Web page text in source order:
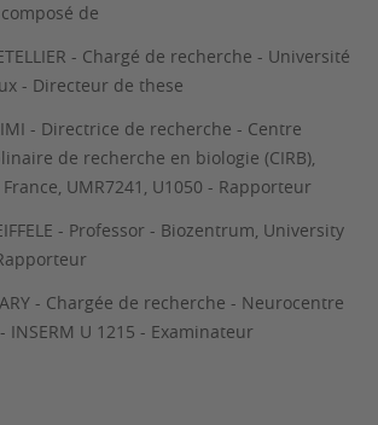
de
- Chargé de recherche - Université
- Directeur de these
- Directrice de recherche - Centre
de recherche en biologie (CIRB),
UMR7241, U1050 - Rapporteur
- Professor - Biozentrum, University
- Chargée de recherche - Neurocentre
INSERM U 1215 - Examinateur